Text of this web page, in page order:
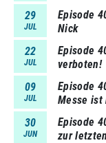
29
JUL
Episode
Nick
22
JUL
Episode
verboten!
09
JUL
Episode
Messe ist
30
JUN
Episode
zur